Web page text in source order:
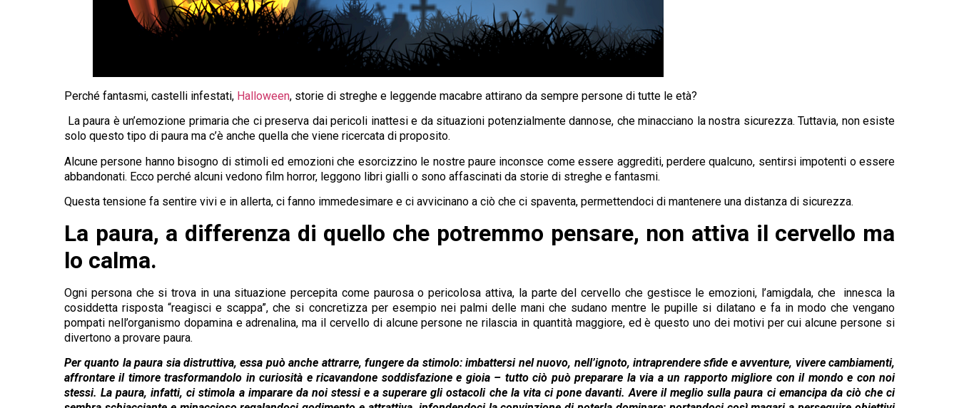
Perché fantasmi, castelli infestati, Halloween, storie di streghe e leggende macabre attirano da sempre persone di tutte le età?
La paura è un’emozione primaria che ci preserva dai pericoli inattesi e da situazioni potenzialmente dannose, che minacciano la nostra sicurezza. Tuttavia, non esiste
solo questo tipo di paura ma c’è anche quella che viene ricercata di proposito.
Alcune persone hanno bisogno di stimoli ed emozioni che esorcizzino le nostre paure inconsce come essere aggrediti, perdere qualcuno, sentirsi impotenti o essere
abbandonati. Ecco perché alcuni vedono film horror, leggono libri gialli o sono affascinati da storie di streghe e fantasmi.
Questa tensione fa sentire vivi e in allerta, ci fanno immedesimare e ci avvicinano a ciò che ci spaventa, permettendoci di mantenere una distanza di sicurezza.
La paura, a differenza di quello che potremmo pensare, non attiva il cervello ma
lo calma.
Ogni persona che si trova in una situazione percepita come paurosa o pericolosa attiva, la parte del cervello che gestisce le emozioni, l’amigdala, che innesca la
cosiddetta risposta “reagisci e scappa”, che si concretizza per esempio nei palmi delle mani che sudano mentre le pupille si dilatano e fa in modo che vengano
pompati nell’organismo dopamina e adrenalina, ma il cervello di alcune persone ne rilascia in quantità maggiore, ed è questo uno dei motivi per cui alcune persone si
divertono a provare paura.
Per quanto la paura sia distruttiva, essa può anche attrarre, fungere da stimolo: imbattersi nel nuovo, nell’ignoto, intraprendere sfide e avventure, vivere cambiamenti,
affrontare il timore trasformandolo in curiosità e ricavandone soddisfazione e gioia – tutto ciò può preparare la via a un rapporto migliore con il mondo e con noi
stessi. La paura, infatti, ci stimola a imparare da noi stessi e a superare gli ostacoli che la vita ci pone davanti. Avere il meglio sulla paura ci emancipa da ciò che ci